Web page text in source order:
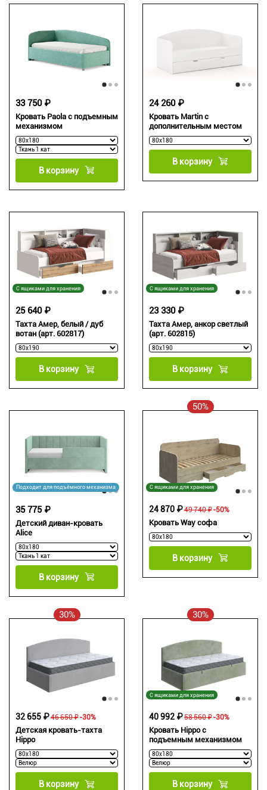
Кровать Paola с подъемным
механизмом
33 750 ₽
В корзину
Кровать Martin с
дополнительным местом
24 260 ₽
В корзину
С ящиками для хранения
Тахта Амер, белый / дуб
вотан (арт. 602817)
25 640 ₽
В корзину
С ящиками для хранения
Тахта Амер, анкор светлый
(арт. 602815)
23 330 ₽
В корзину
Подходит для подъёмного механизма
Детский диван-кровать
Alice
35 775 ₽
В корзину
50%
С ящиками для хранения
Кровать Way софа
49 740 ₽
24 870 ₽ -50%
В корзину
30%
Детская кровать-тахта
Hippo
46 650 ₽
32 655 ₽ -30%
В корзину
30%
С ящиками для хранения
Кровать Hippo с
подъемным механизмом
58 560 ₽
40 992 ₽ -30%
В корзину